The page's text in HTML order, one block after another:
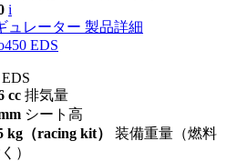
i
ュレーター 製品詳細
EDS
cc 排気量
シート高
kg（racing kit） 装備重量（燃料
）